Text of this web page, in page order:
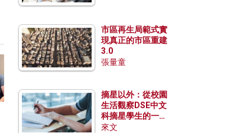
市區再生局範式實
現真正的市區重建
3.0
張量童
摘星以外：從校園
生活觀察DSE中文
科摘星學生的一點
特質
來文